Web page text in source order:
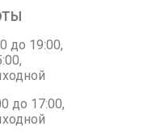
до 19:00,
до 17:00,